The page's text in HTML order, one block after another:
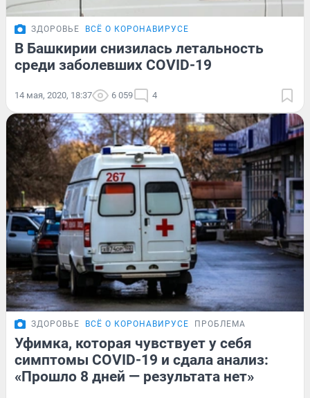
ЗДОРОВЬЕ ВСЁ О КОРОНАВИРУСЕ
В Башкирии снизилась летальность
среди заболевших COVID-19
14 мая, 2020, 18:37 6 059 4
ЗДОРОВЬЕ ВСЁ О КОРОНАВИРУСЕ ПРОБЛЕМА
Уфимка, которая чувствует у себя
симптомы COVID-19 и сдала анализ:
«Прошло 8 дней — результата нет»